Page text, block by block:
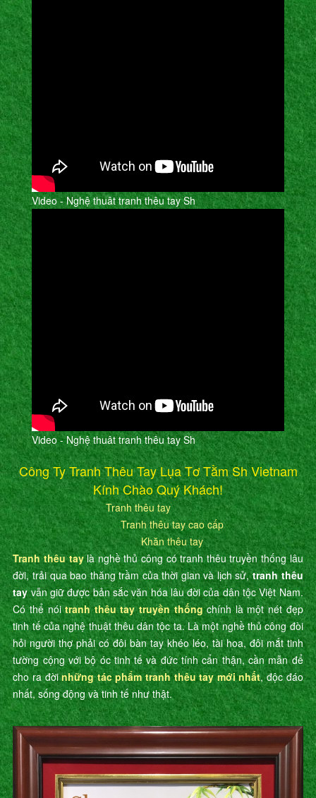
Video - Nghệ thuât tranh thêu tay Sh
Video - Nghệ thuât tranh thêu tay Sh
Công Ty Tranh Thêu Tay Lụa Tơ Tằm Sh Vietnam
Kính Chào Quý Khách!
Tranh thêu tay
Tranh thêu tay cao cấp
Khăn thêu tay
Tranh thêu taylà nghề thủ công có tranh thêu truyền thống lâu
đời, trải qua bao thăng trầm của thời gian và lịch sử,tranh thêu
tayvẫn giữ được bản sắc văn hóa lâu đời của dân tộc Việt Nam.
Có thể nóitranh thêu tay truyền thốngchính là một nét đẹp
tinh tế của nghệ thuật thêu dân tộc ta. Là một nghề thủ công đòi
hỏi người thợ phải có đôi bàn tay khéo léo, tài hoa, đôi mắt tinh
tường cộng với bộ óc tinh tế và đức tính cẩn thận, cần mẫn để
cho ra đờinhững tác phẩm tranh thêu tay mới nhất, độc đáo
nhất, sống động và tinh tế như thật.